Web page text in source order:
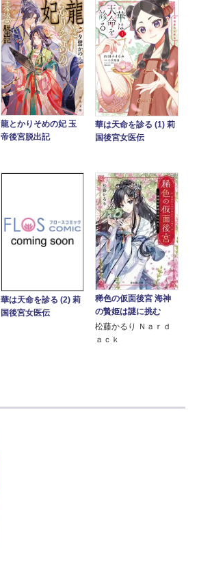
龍とかりそめの妃 玉
帝後宮脱出記
華は天命を診る (1) 莉
国後宮女医伝
華は天命を診る (2) 莉
国後宮女医伝
稀色の仮面後宮 海神
の贄姫は謎に挑む
松藤かるり Ｎａｒｄ
ａｃｋ